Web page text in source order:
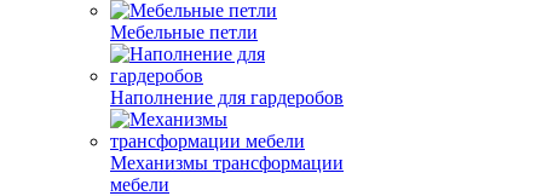
Мебельные петли
Наполнение для гардеробов
Механизмы трансформации
мебели